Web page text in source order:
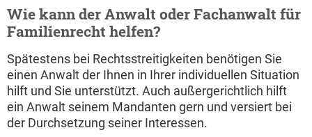
Wie kann der Anwalt oder Fachanwalt für
Familienrecht helfen?
Spätestens bei Rechtsstreitigkeiten benötigen Sie
einen Anwalt der Ihnen in Ihrer individuellen Situation
hilft und Sie unterstützt. Auch außergerichtlich hilft
ein Anwalt seinem Mandanten gern und versiert bei
der Durchsetzung seiner Interessen.